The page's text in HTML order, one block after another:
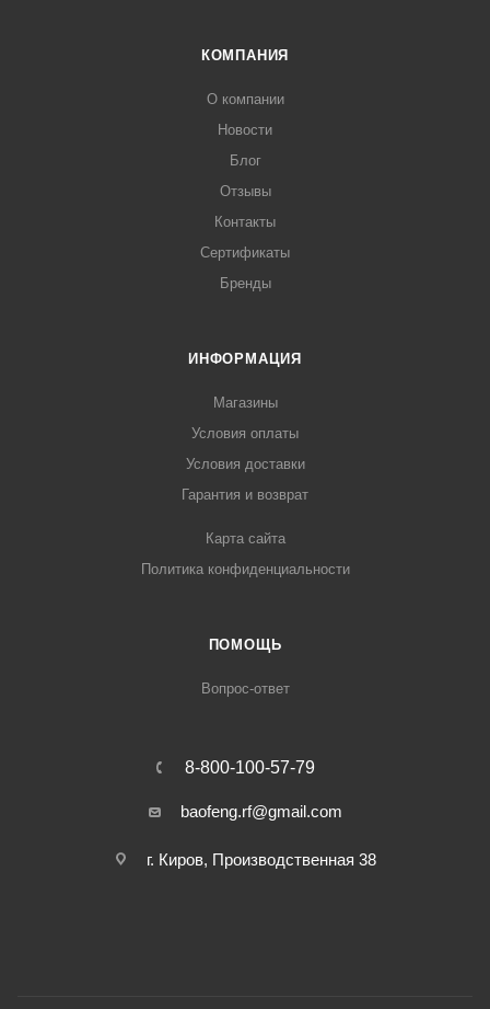
КОМПАНИЯ
О компании
Новости
Блог
Отзывы
Контакты
Сертификаты
Бренды
ИНФОРМАЦИЯ
Магазины
Условия оплаты
Условия доставки
Гарантия и возврат
Карта сайта
Политика конфиденциальности
ПОМОЩЬ
Вопрос-ответ
8-800-100-57-79
baofeng.rf@gmail.com
г. Киров, Производственная 38